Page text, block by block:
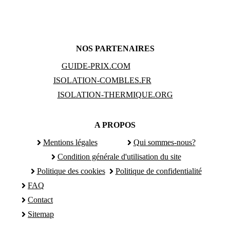
NOS PARTENAIRES
GUIDE-PRIX.COM
ISOLATION-COMBLES.FR
ISOLATION-THERMIQUE.ORG
A PROPOS
Mentions légales
Qui sommes-nous?
Condition générale d'utilisation du site
Politique des cookies
Politique de confidentialité
FAQ
Contact
Sitemap